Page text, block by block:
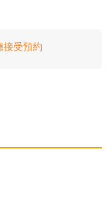
接受預約